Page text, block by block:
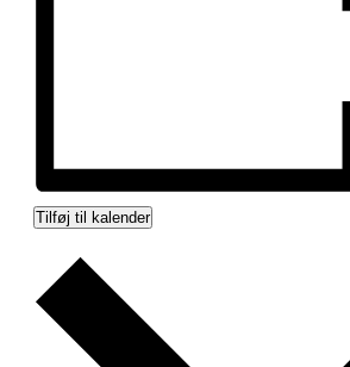
Tilføj til kalender